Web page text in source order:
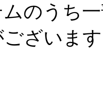
のうち
ざいま